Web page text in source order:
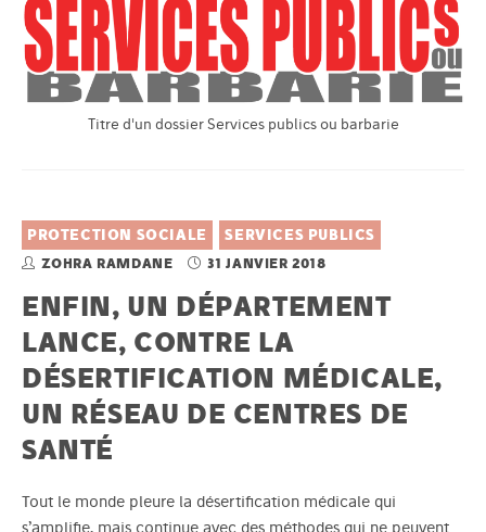
Titre d'un dossier Services publics ou barbarie
PROTECTION SOCIALE SERVICES PUBLICS
ZOHRA RAMDANE 31 JANVIER 2018
ENFIN, UN DÉPARTEMENT
LANCE, CONTRE LA
DÉSERTIFICATION MÉDICALE,
UN RÉSEAU DE CENTRES DE
SANTÉ
Tout le monde pleure la désertification médicale qui
s’amplifie, mais continue avec des méthodes qui ne peuvent